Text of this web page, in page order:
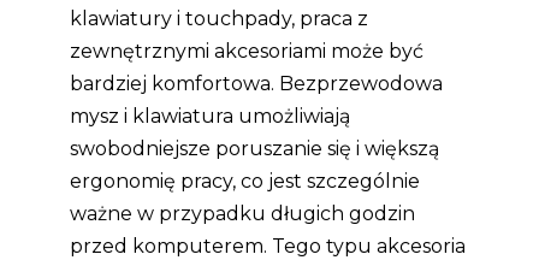
klawiatury i touchpady, praca z
zewnętrznymi akcesoriami może być
bardziej komfortowa. Bezprzewodowa
mysz i klawiatura umożliwiają
swobodniejsze poruszanie się i większą
ergonomię pracy, co jest szczególnie
ważne w przypadku długich godzin
przed komputerem. Tego typu akcesoria